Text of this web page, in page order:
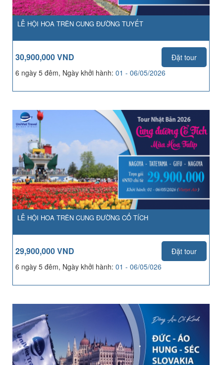
LỄ HỘI HOA TRÊN CUNG ĐƯỜNG TUYẾT
30,900,000 VND
Đặt tour
6 ngày 5 đêm, Ngày khởi hành: 01 - 06/05/2026
LỄ HỘI HOA TRÊN CUNG ĐƯỜNG CỔ TÍCH
29,900,000 VND
Đặt tour
6 ngày 5 đêm, Ngày khởi hành: 01 - 06/05/026